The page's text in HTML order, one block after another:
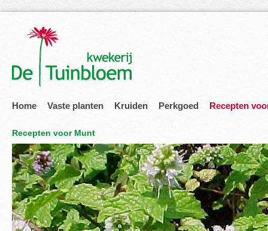
Home Vaste planten Kruiden Perkgoed Recepten
Recepten voor Munt